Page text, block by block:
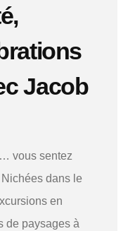
Jacob
vous sentez
dans le
en
de paysages à